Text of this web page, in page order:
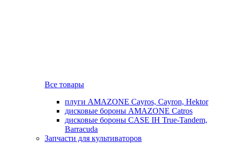
Все товары
плуги AMAZONE Cayros, Cayron, Hektor
дисковые бороны AMAZONE Catros
дисковые бороны CASE IH True-Tandem,
Barracuda
Запчасти для культиваторов